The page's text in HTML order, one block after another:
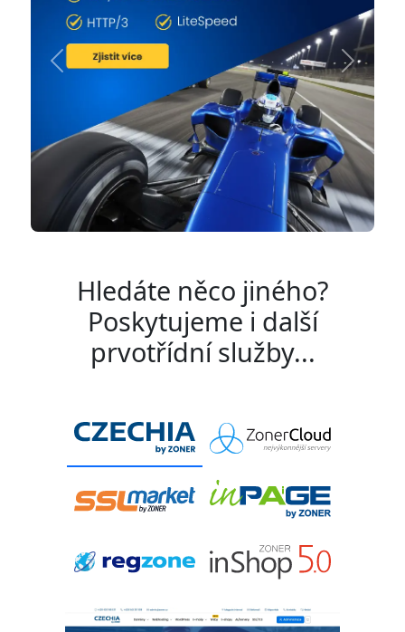
Previous Next
Hledáte něco jiného?
Poskytujeme i další
prvotřídní služby...